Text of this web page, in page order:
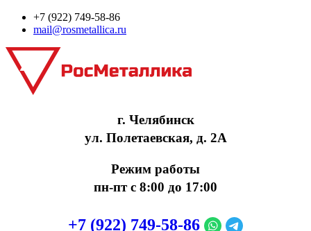
+7 (922) 749‑58‑86
mail@rosmetallica.ru
г. Челябинск
ул. Полетаевская, д. 2А
Режим работы
пн-пт с 8:00 до 17:00
+7 (922) 749‑58‑86